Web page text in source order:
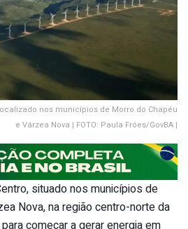
nos municípios de Morro do Chapéu
e Várzea Nova | FOTO: Paula Fróes/GovBA |
situado nos municípios de
Nova, na região centro-norte da
começar a gerar energia em